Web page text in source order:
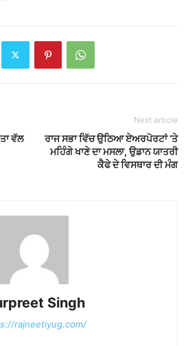
ਵੱਲ
Next article
ਰਾਜ ਸਭਾ ਵਿੱਚ ਉਠਿਆ ਏਅਰਪੋਰਟਾਂ ‘ਤੇ
ਮਹਿੰਗੇ ਖਾਣੇ ਦਾ ਮਸਲਾ, ਉਡਾਨ ਯਾਤਰੀ
ਕੈਫੇ ਦੇ ਵਿਸਥਾਰ ਦੀ ਮੰਗ
Singh
rajneetiyug.com/